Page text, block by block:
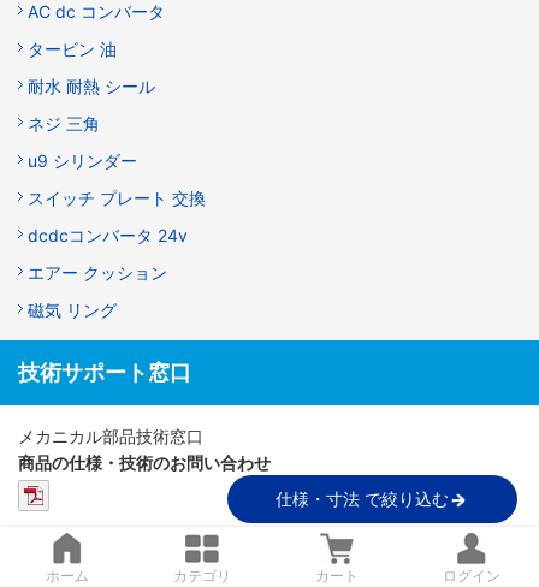
AC dc コンバータ
タービン 油
耐水 耐熱 シール
ネジ 三角
u9 シリンダー
スイッチ プレート 交換
dcdcコンバータ 24v
エアー クッション
磁気 リング
技術サポート窓口
メカニカル部品技術窓口
商品の仕様・技術のお問い合わせ
Webお問い合わせフォーム
営業時間：9:00～18:00（土曜日・日曜日・祝日は除く）
※お問い合わせフォームは24時間受付しております。
仕様・寸法 で絞り込む
ホーム カテゴリ カート ログイン